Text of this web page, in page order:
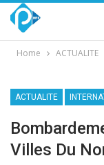
Home ACTUALITE
ACTUALITE
Villes Du